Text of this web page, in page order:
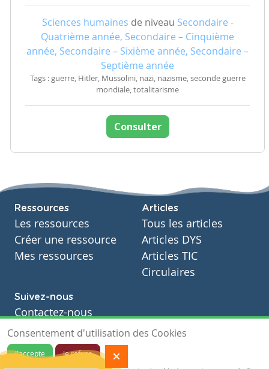
Sciences humaines de niveau Secondaire -
Quatrième année, Secondaire – Cinquième
année, Secondaire – Sixième année, Secondaire –
Septième année
Tags : guerre, Hitler, Mussolini, nazi, nazisme, seconde guerre
mondiale, totalitarisme
Consulter
Ressources
Les ressources
Créer une ressource
Mes ressources
Articles
Tous les articles
Articles DYS
Articles TIC
Circulaires
Suivez-nous
Contactez-nous
Soutien scolaire
Notre page Facebook
Consentement d'utilisation des Cookies
J'accepte
Je refuse